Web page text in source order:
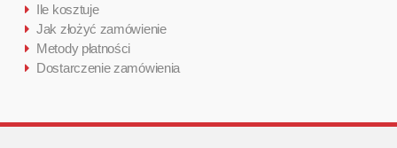
Ile kosztuje
Jak złożyć zamówienie
Metody płatności
Dostarczenie zamówienia